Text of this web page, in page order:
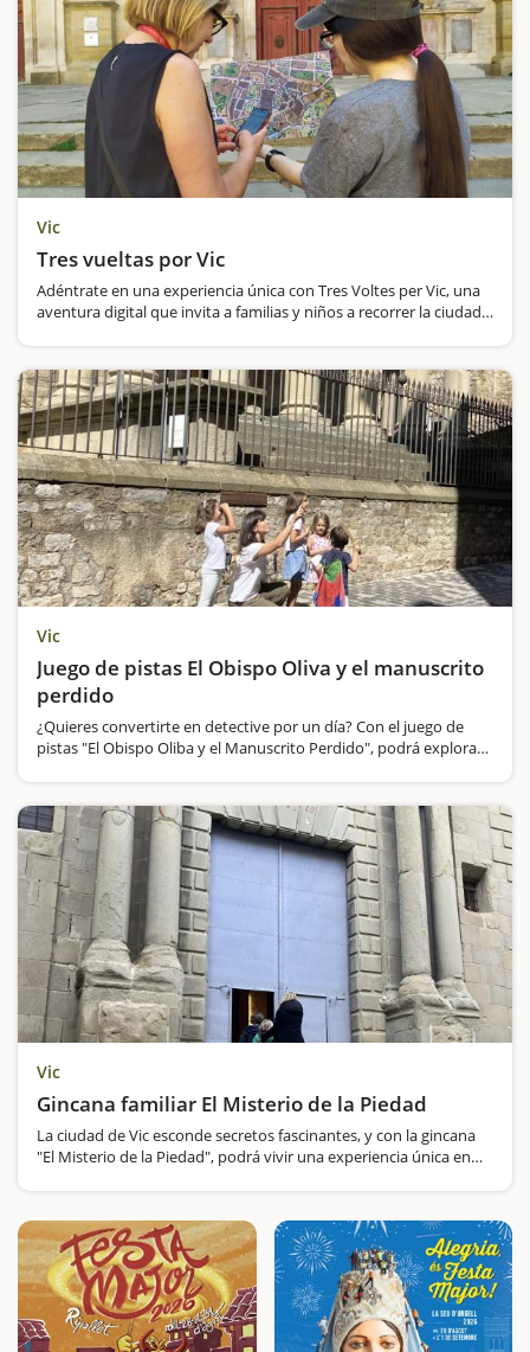
Vic
Tres vueltas por Vic
Adéntrate en una experiencia única con Tres Voltes per Vic, una
aventura digital que invita a familias y niños a recorrer la ciudad
Vic
Juego de pistas El Obispo Oliva y el manuscrito
perdido
¿Quieres convertirte en detective por un día? Con el juego de
pistas "El Obispo Oliba y el Manuscrito Perdido", podrá explorar
Vic
Gincana familiar El Misterio de la Piedad
La ciudad de Vic esconde secretos fascinantes, y con la gincana
"El Misterio de la Piedad", podrá vivir una experiencia única en